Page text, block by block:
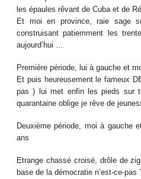
les épaules rêvant de Cuba et de
Et moi en province, raie sage
construisant patiemment les
aujourd’hui …
Première période, lui à gauche et
Et puis heureusement le fameux
pas ) lui met enfin les pieds sur
quarantaine oblige je rêve de
Deuxième période, moi à gauche
ans
Etrange chassé croisé, drôle de
base de la démocratie n’est-ce-pas